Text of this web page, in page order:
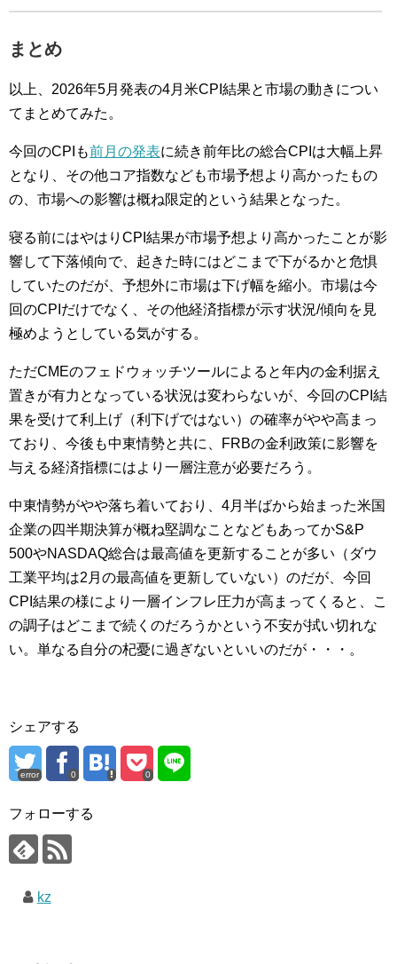
まとめ
以上、2026年5月発表の4月米CPI結果と市場の動きについ
てまとめてみた。
今回のCPIも前月の発表に続き前年比の総合CPIは大幅上昇
となり、その他コア指数なども市場予想より高かったもの
の、市場への影響は概ね限定的という結果となった。
寝る前にはやはりCPI結果が市場予想より高かったことが影
響して下落傾向で、起きた時にはどこまで下がるかと危惧
していたのだが、予想外に市場は下げ幅を縮小。市場は今
回のCPIだけでなく、その他経済指標が示す状況/傾向を見
極めようとしている気がする。
ただCMEのフェドウォッチツールによると年内の金利据え
置きが有力となっている状況は変わらないが、今回のCPI結
果を受けて利上げ（利下げではない）の確率がやや高まっ
ており、今後も中東情勢と共に、FRBの金利政策に影響を
与える経済指標にはより一層注意が必要だろう。
中東情勢がやや落ち着いており、4月半ばから始まった米国
企業の四半期決算が概ね堅調なことなどもあってかS&P
500やNASDAQ総合は最高値を更新することが多い（ダウ
工業平均は2月の最高値を更新していない）のだが、今回
CPI結果の様により一層インフレ圧力が高まってくると、こ
の調子はどこまで続くのだろうかという不安が拭い切れな
い。単なる自分の杞憂に過ぎないといいのだが・・・。
シェアする
error 0 0
フォローする
kz